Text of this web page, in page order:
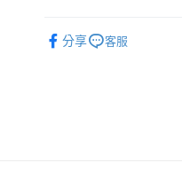
運送方式
分享 客服